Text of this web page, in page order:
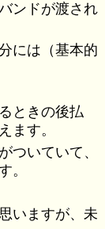
ンドが渡され
には（基本的
ときの後払
ます。
ついていて、
。
いますが、未